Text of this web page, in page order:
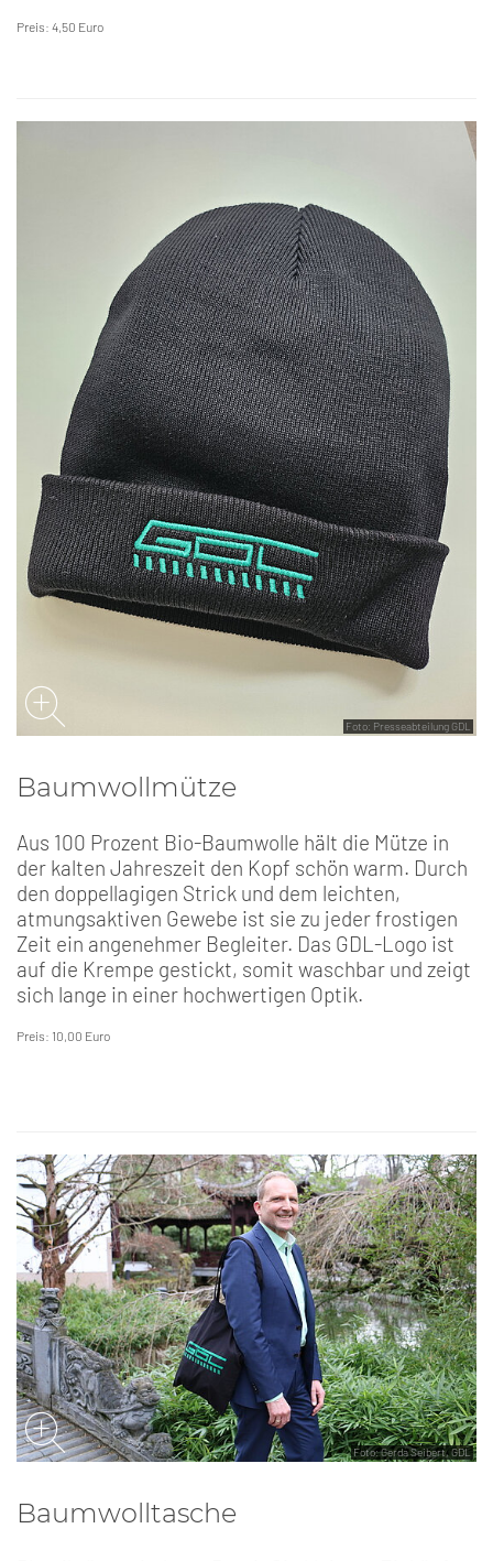
Preis: 4,50 Euro
Foto: Presseabteilung GDL
Baumwollmütze
Aus 100 Prozent Bio-Baumwolle hält die Mütze in
der kalten Jahreszeit den Kopf schön warm. Durch
den doppellagigen Strick und dem leichten,
atmungsaktiven Gewebe ist sie zu jeder frostigen
Zeit ein angenehmer Begleiter. Das GDL-Logo ist
auf die Krempe gestickt, somit waschbar und zeigt
sich lange in einer hochwertigen Optik.
Preis: 10,00 Euro
Foto: Gerda Seibert, GDL
Baumwolltasche